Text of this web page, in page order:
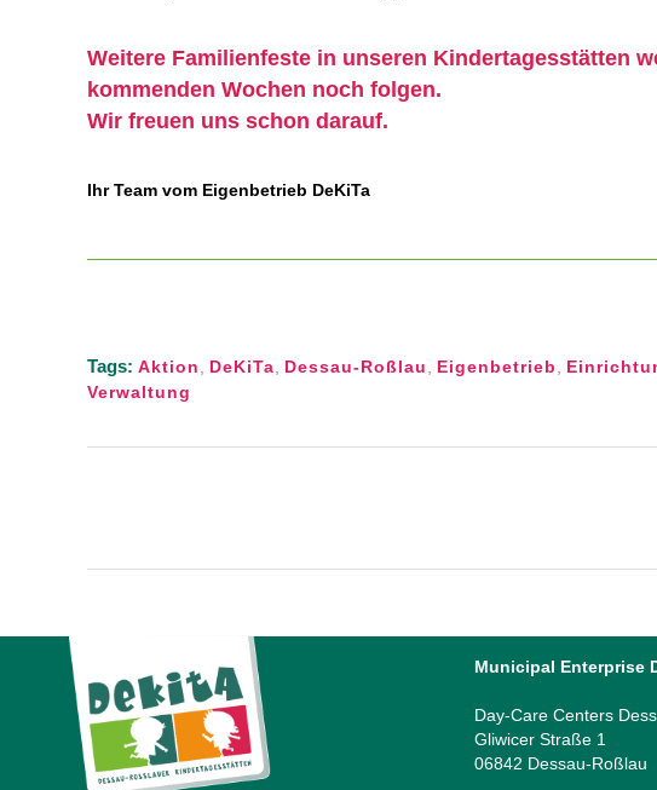
Weitere Familienfeste in unseren Kindertagesstätten
kommenden Wochen noch folgen.
Wir freuen uns schon darauf.
Ihr Team vom Eigenbetrieb DeKiTa
Tags: Aktion DeKiTa Dessau-Roßlau Eigenbetrieb
Verwaltung
Municipal Enterprise
Day-Care Centers
Gliwicer Straße 1
06842 Dessau-Roßlau